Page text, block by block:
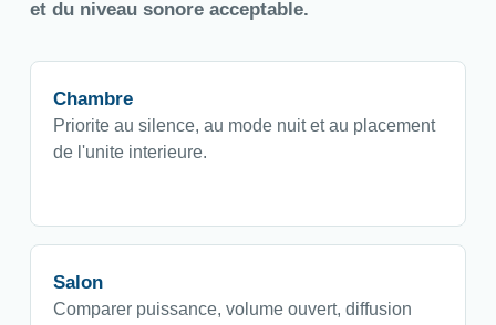
et du niveau sonore acceptable.
Chambre
Priorite au silence, au mode nuit et au placement
de l'unite interieure.
Salon
Comparer puissance, volume ouvert, diffusion